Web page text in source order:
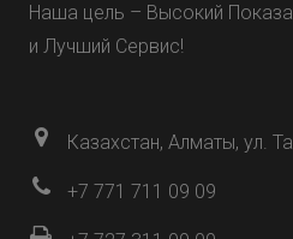
Наша цель – Высокий
и Лучший Сервис!
Казахстан, Алматы, ул.
+7 771 711 09 09